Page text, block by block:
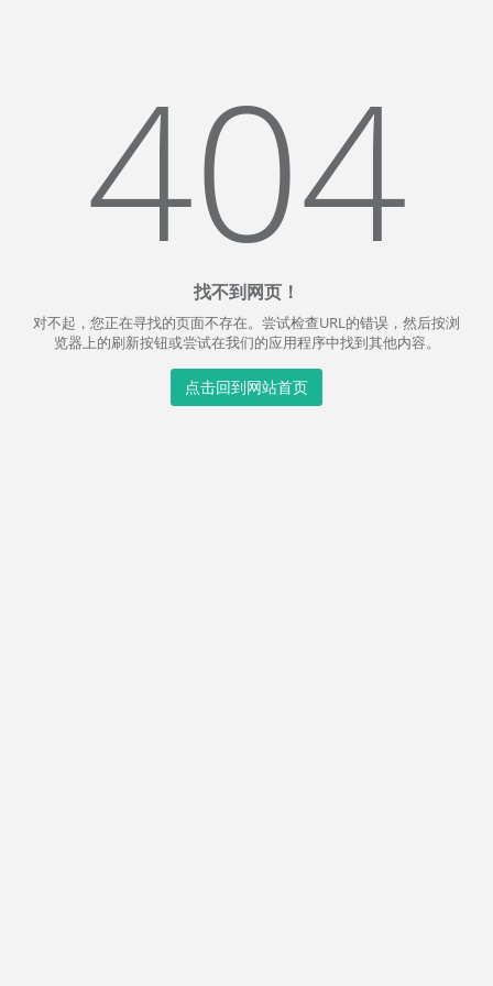
404
找不到网页！
对不起，您正在寻找的页面不存在。尝试检查URL的错误，然后按浏
览器上的刷新按钮或尝试在我们的应用程序中找到其他内容。
点击回到网站首页